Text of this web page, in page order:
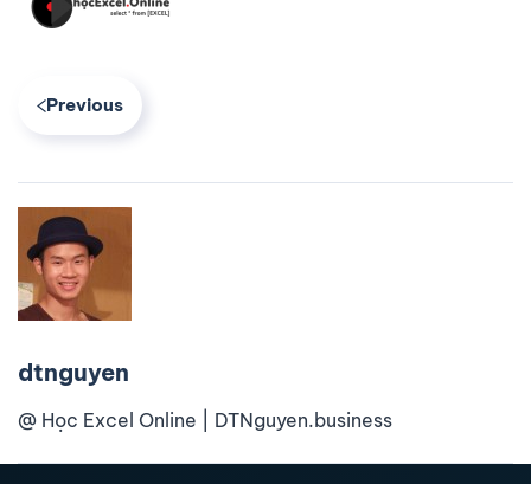
Previous
dtnguyen
@ Học Excel Online | DTNguyen.business